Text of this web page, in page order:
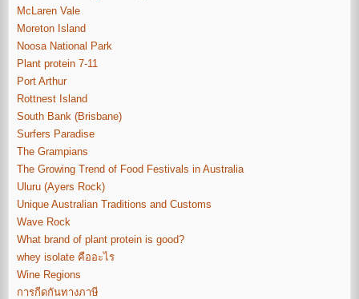
McLaren Vale
Moreton Island
Noosa National Park
Plant protein 7-11
Port Arthur
Rottnest Island
South Bank (Brisbane)
Surfers Paradise
The Grampians
The Growing Trend of Food Festivals in Australia
Uluru (Ayers Rock)
Unique Australian Traditions and Customs
Wave Rock
What brand of plant protein is good?
whey isolate คืออะไร
Wine Regions
การกีดกันทางภาษี